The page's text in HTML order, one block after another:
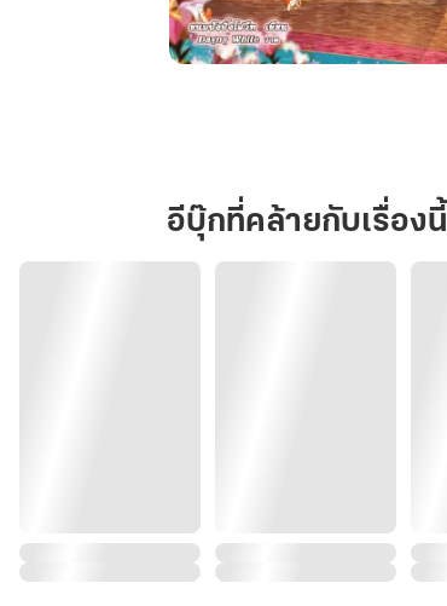
อีบุ๊กที่คล้ายกับเรื่องนี้